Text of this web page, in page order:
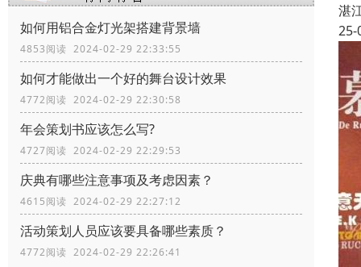
如何用铝合金灯光架搭建背景墙
4853阅读 2024-02-29 22:33:55
如何才能做出一个好的舞台设计效果
4772阅读 2024-02-29 22:30:58
年会策划书应该怎么写?
4727阅读 2024-02-29 22:29:53
庆典有哪些注意事项及考虑因素？
4615阅读 2024-02-29 22:27:12
活动策划人员应该要具备哪些素质？
4772阅读 2024-02-29 22:26:41
湛
25-